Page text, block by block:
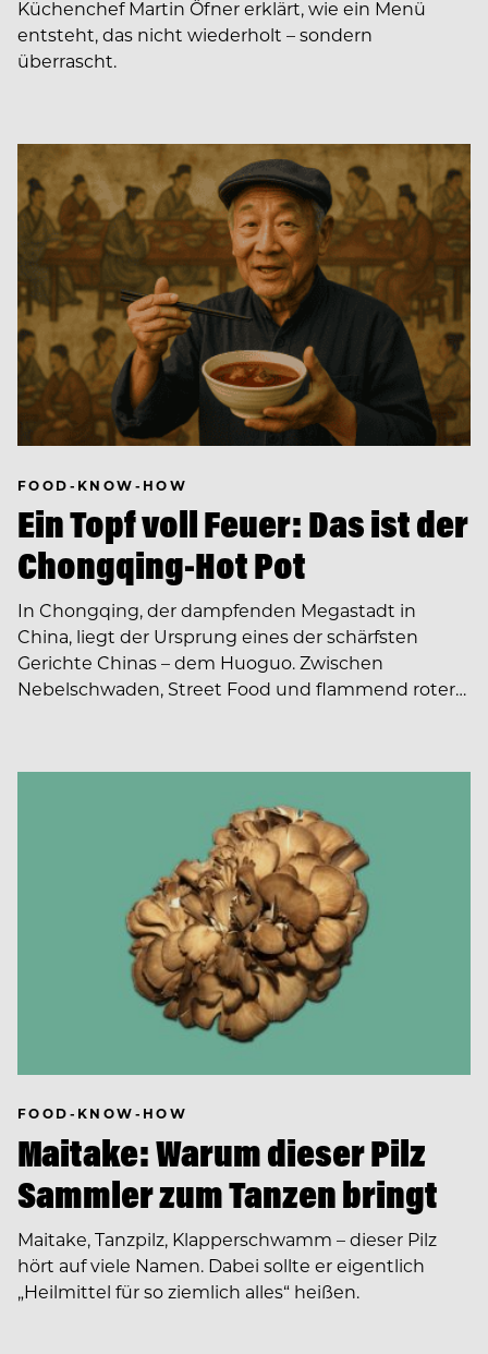
Küchenchef Martin Öfner erklärt, wie ein Menü
entsteht, das nicht wiederholt – sondern
überrascht.
FOOD-KNOW-HOW
Ein Topf voll Feuer: Das ist der
Chongqing-Hot Pot
In Chongqing, der dampfenden Megastadt in
China, liegt der Ursprung eines der schärfsten
Gerichte Chinas – dem Huoguo. Zwischen
Nebelschwaden, Street Food und flammend roter…
FOOD-KNOW-HOW
Maitake: Warum dieser Pilz
Sammler zum Tanzen bringt
Maitake, Tanzpilz, Klapperschwamm – dieser Pilz
hört auf viele Namen. Dabei sollte er eigentlich
„Heilmittel für so ziemlich alles“ heißen.